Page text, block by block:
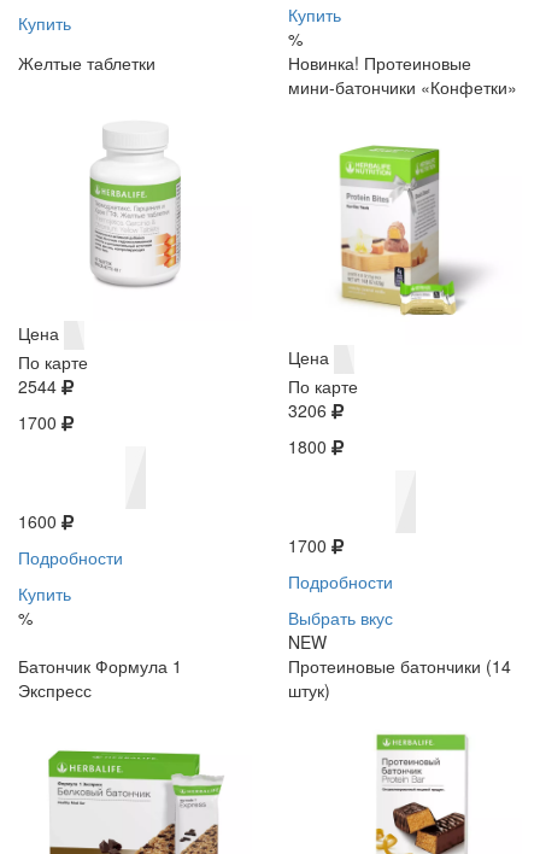
Купить
Купить
%
Желтые таблетки
Цена
По карте
2544
1700
1600
Подробности
Купить
%
Новинка! Протеиновые
мини-батончики «Конфетки»
Цена
По карте
3206
1800
1700
Подробности
Выбрать вкус
NEW
Батончик Формула 1
Экспресс
Протеиновые батончики (14
штук)